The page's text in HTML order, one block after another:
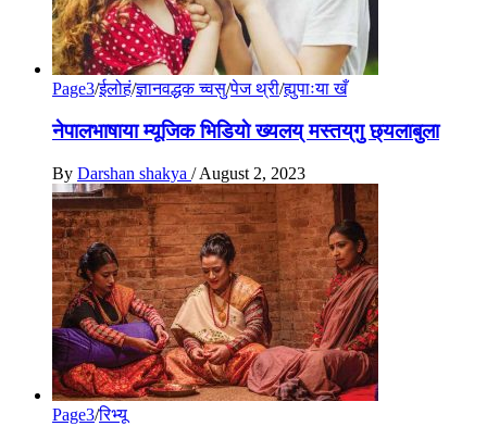
Page3/ईलोहं/ज्ञानवद्धक च्वसु/पेज थ्री/ह्युपाःया खँ
नेपालभाषाया म्यूजिक भिडियाे ख्यलय् मस्तय्‌गु छ्यलाबुला
By Darshan shakya / August 2, 2023
Page3/रिभ्यू